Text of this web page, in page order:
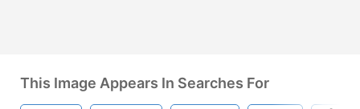
This Image Appears In Searches For